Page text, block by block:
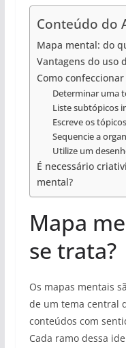
Conteúdo do
Mapa mental: do
Vantagens do uso
Como
Determinar uma
Liste subtópicos
Escreve os
Sequencie a
Utilize um
É necessário
mental?
Mapa
se trata?
Os mapas mentais
de um tema central
conteúdos com
Cada ramo dessa